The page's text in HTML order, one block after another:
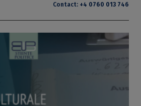
Contact: +4 0760 013 746